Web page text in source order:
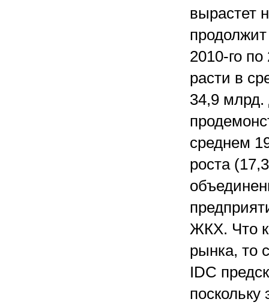
вырастет
2010-го
расти в
34,9
среднем
роста
ЖКХ. Что
рынка, то
IDC
поскольку